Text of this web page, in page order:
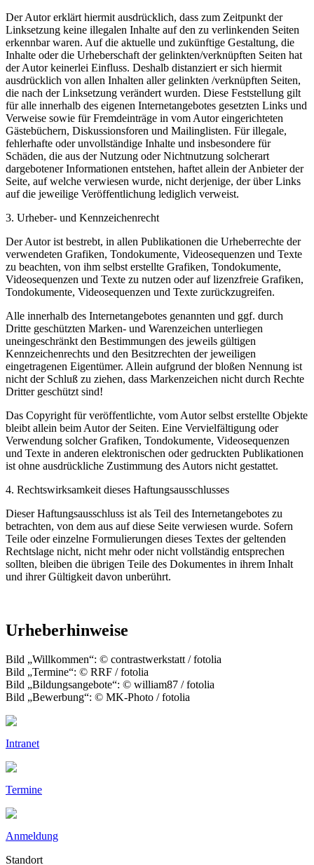
Der Autor erklärt hiermit ausdrücklich, dass zum Zeitpunkt der
Linksetzung keine illegalen Inhalte auf den zu verlinkenden Seiten
erkennbar waren. Auf die aktuelle und zukünftige Gestaltung, die
Inhalte oder die Urheberschaft der gelinkten/verknüpften Seiten hat
der Autor keinerlei Einfluss. Deshalb distanziert er sich hiermit
ausdrücklich von allen Inhalten aller gelinkten /verknüpften Seiten,
die nach der Linksetzung verändert wurden. Diese Feststellung gilt
für alle innerhalb des eigenen Internetangebotes gesetzten Links und
Verweise sowie für Fremdeinträge in vom Autor eingerichteten
Gästebüchern, Diskussionsforen und Mailinglisten. Für illegale,
fehlerhafte oder unvollständige Inhalte und insbesondere für
Schäden, die aus der Nutzung oder Nichtnutzung solcherart
dargebotener Informationen entstehen, haftet allein der Anbieter der
Seite, auf welche verwiesen wurde, nicht derjenige, der über Links
auf die jeweilige Veröffentlichung lediglich verweist.
3. Urheber- und Kennzeichenrecht
Der Autor ist bestrebt, in allen Publikationen die Urheberrechte der
verwendeten Grafiken, Tondokumente, Videosequenzen und Texte
zu beachten, von ihm selbst erstellte Grafiken, Tondokumente,
Videosequenzen und Texte zu nutzen oder auf lizenzfreie Grafiken,
Tondokumente, Videosequenzen und Texte zurückzugreifen.
Alle innerhalb des Internetangebotes genannten und ggf. durch
Dritte geschützten Marken- und Warenzeichen unterliegen
uneingeschränkt den Bestimmungen des jeweils gültigen
Kennzeichenrechts und den Besitzrechten der jeweiligen
eingetragenen Eigentümer. Allein aufgrund der bloßen Nennung ist
nicht der Schluß zu ziehen, dass Markenzeichen nicht durch Rechte
Dritter geschützt sind!
Das Copyright für veröffentlichte, vom Autor selbst erstellte Objekte
bleibt allein beim Autor der Seiten. Eine Vervielfältigung oder
Verwendung solcher Grafiken, Tondokumente, Videosequenzen
und Texte in anderen elektronischen oder gedruckten Publikationen
ist ohne ausdrückliche Zustimmung des Autors nicht gestattet.
4. Rechtswirksamkeit dieses Haftungsausschlusses
Dieser Haftungsausschluss ist als Teil des Internetangebotes zu
betrachten, von dem aus auf diese Seite verwiesen wurde. Sofern
Teile oder einzelne Formulierungen dieses Textes der geltenden
Rechtslage nicht, nicht mehr oder nicht vollständig entsprechen
sollten, bleiben die übrigen Teile des Dokumentes in ihrem Inhalt
und ihrer Gültigkeit davon unberührt.
Urheberhinweise
Bild „Willkommen“: © contrastwerkstatt / fotolia
Bild „Termine“: © RRF / fotolia
Bild „Bildungsangebote“: © william87 / fotolia
Bild „Bewerbung“: © MK-Photo / fotolia
Intranet
Termine
Anmeldung
Standort